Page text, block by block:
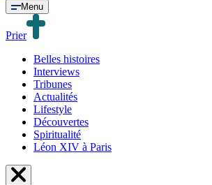
Menu
Prier
Belles histoires
Interviews
Tribunes
Actualités
Lifestyle
Découvertes
Spiritualité
Léon XIV à Paris